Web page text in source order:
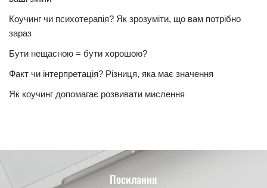
Коучинг чи психотерапія? Як зрозуміти, що вам потрібно
зараз
Бути нещасною = бути хорошою?
Факт чи інтерпретація? Різниця, яка має значення
Як коучинг допомагає розвивати мислення
Посилання